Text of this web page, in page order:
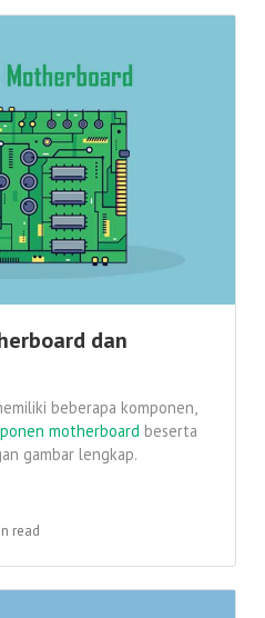
dan
beberapa komponen,
motherboard beserta
gambar lengkap.
read